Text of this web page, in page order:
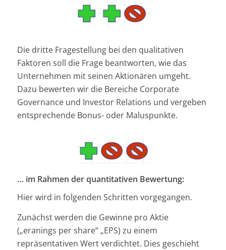
Die dritte Fragestellung bei den qualitativen
Faktoren soll die Frage beantworten, wie das
Unternehmen mit seinen Aktionären umgeht.
Dazu bewerten wir die Bereiche Corporate
Governance und Investor Relations und vergeben
entsprechende Bonus- oder Maluspunkte.
… im Rahmen der quantitativen Bewertung:
Hier wird in folgenden Schritten vorgegangen.
Zunächst werden die Gewinne pro Aktie
(„eranings per share“ „EPS) zu einem
repräsentativen Wert verdichtet. Dies geschieht